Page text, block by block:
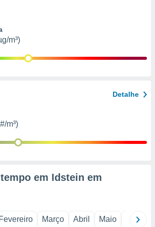
m³)
Detalhe
m³)
em Idstein em
Fevereiro Março Abril Maio Junho